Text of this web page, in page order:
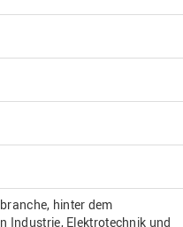
hinter dem
Industrie, Elektrotechnik und